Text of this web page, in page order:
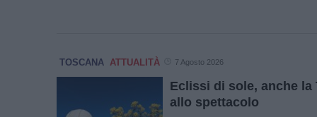
TOSCANA ATTUALITÀ 7 Agosto 2026
Eclissi di sole, anche la
allo spettacolo